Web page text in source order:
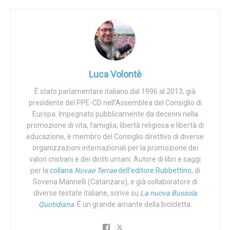
quella degli altri a seconda del proprio fabbisogno. È la
Cina gnostica: ovvero la Cina demiurgo tecnocratico che
manipola le vite degli altri come più le aggrada, a
cominciare dai piccoli esserini ancora nel grembo delle
Aborto Cina Demografia One-Child Policy
decisionale delle donne sul proprio corpo,
dimostrando un approccio ideologico tipicamente
ABORTO ► clicca per accedere alla sezione
LGBT+
Gran Bretagna. Il governosmantella l’attualepool
esperti sulle politiche LGBT+, controllato dallalobby
delgender. Ilteamverrà ricostituito, ma vi saranno
rappresentati tutti i punti di vista.
Il primo ministro britannico, Boris Johnson, ha
assicurato alle Chiese cristiane del Paese lalibertà
di insegnamento dottrinalee garantito che i gruppi di
Luca Volontè
È stato parlamentare italiano dal 1996 al 2013, già
presidente del PPE-CD nell’Assemblea del Consiglio di
Europa. Impegnato pubblicamente da decenni nella
promozione di vita, famiglia, libertà religiosa e libertà di
educazione, è membro del Consiglio direttivo di diverse
organizzazioni internazionali per la promozione dei
valori cristiani e dei diritti umani. Autore di libri e saggi
per la collana Novae Terraedell’editore Rubbettino, di
Soveria Mannelli (Catanzaro), e già collaboratore di
diverse testate italiane, scrive su La nuova Bussola
Quotidiana. È un grande amante della bicicletta.